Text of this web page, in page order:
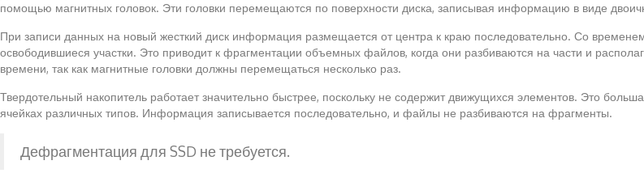
помощью магнитных головок. Эти головки перемещаются по поверхности диска, записывая информацию в виде
При записи данных на новый жесткий диск информация размещается от центра к краю последовательно. Со
освободившиеся участки. Это приводит к фрагментации объемных файлов, когда они разбиваются на части и
времени, так как магнитные головки должны перемещаться несколько раз.
Твердотельный накопитель работает значительно быстрее, поскольку не содержит движущихся элементов. Это
ячейках различных типов. Информация записывается последовательно, и файлы не разбиваются на фрагменты.
Дефрагментация для SSD не требуется.